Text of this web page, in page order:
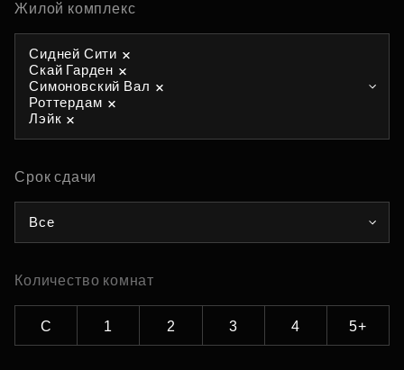
Жилой комплекс
Сидней Сити
Скай Гарден
Симоновский Вал
Роттердам
Лэйк
Срок сдачи
Все
Количество комнат
С 1 2 3 4 5+